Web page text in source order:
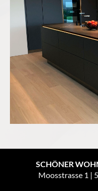
SCHÖNER
Moosstrasse 1 |